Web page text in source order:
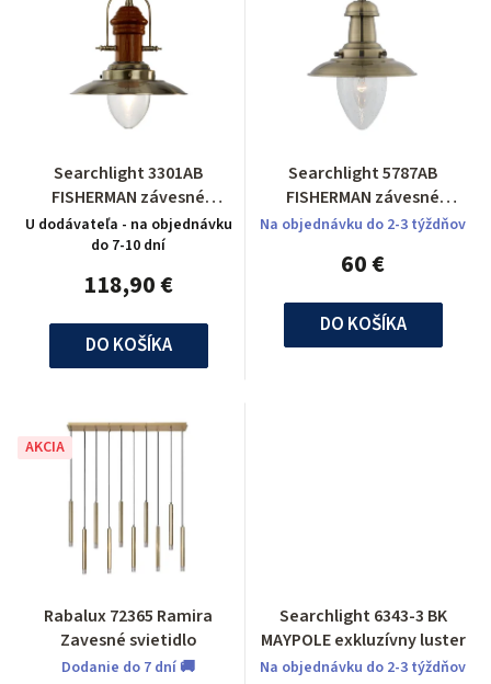
Searchlight 3301AB
FISHERMAN závesné
svietidlo
U dodávateľa - na objednávku
do 7-10 dní
118,90 €
DO KOŠÍKA
Searchlight 5787AB
FISHERMAN závesné
svietidlo
Na objednávku do 2-3 týždňov
60 €
DO KOŠÍKA
AKCIA
Rabalux 72365 Ramira
Zavesné svietidlo
Dodanie do 7 dní 🚚
Searchlight 6343-3 BK
MAYPOLE exkluzívny luster
Na objednávku do 2-3 týždňov